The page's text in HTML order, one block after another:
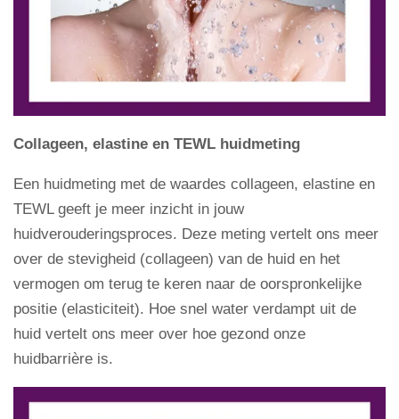
Collageen, elastine en TEWL huidmeting
Een huidmeting met de waardes collageen, elastine en
TEWL geeft je meer inzicht in jouw
huidverouderingsproces. Deze meting vertelt ons meer
over de stevigheid (collageen) van de huid en het
vermogen om terug te keren naar de oorspronkelijke
positie (elasticiteit). Hoe snel water verdampt uit de
huid vertelt ons meer over hoe gezond onze
huidbarrière is.